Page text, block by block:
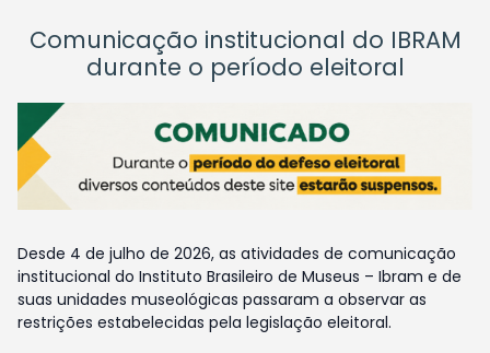
Comunicação institucional do IBRAM
durante o período eleitoral
Desde 4 de julho de 2026, as atividades de comunicação
institucional do Instituto Brasileiro de Museus – Ibram e de
suas unidades museológicas passaram a observar as
restrições estabelecidas pela legislação eleitoral.